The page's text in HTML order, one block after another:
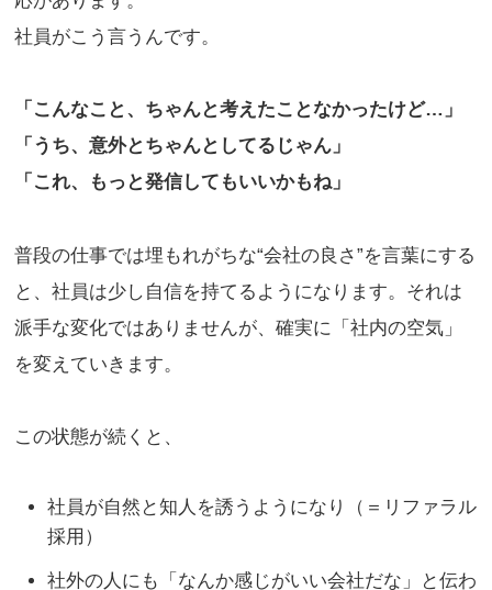
社員がこう言うんです。
「こんなこと、ちゃんと考えたことなかったけど…」
「うち、意外とちゃんとしてるじゃん」
「これ、もっと発信してもいいかもね」
普段の仕事では埋もれがちな“会社の良さ”を言葉にする
と、社員は少し自信を持てるようになります。それは
派手な変化ではありませんが、確実に「社内の空気」
を変えていきます。
この状態が続くと、
社員が自然と知人を誘うようになり（＝リファラル
採用）
社外の人にも「なんか感じがいい会社だな」と伝わ